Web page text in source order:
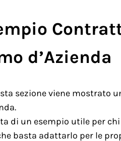
d’Azienda
sezione viene mostrato
di un esempio utile per
basta adattarlo per le